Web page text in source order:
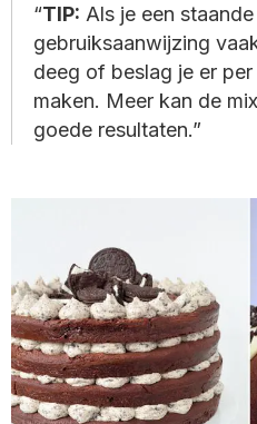
TIP: Als je een
gebruiksaanwijzing
deeg of beslag je er
maken. Meer kan de
goede resultaten.